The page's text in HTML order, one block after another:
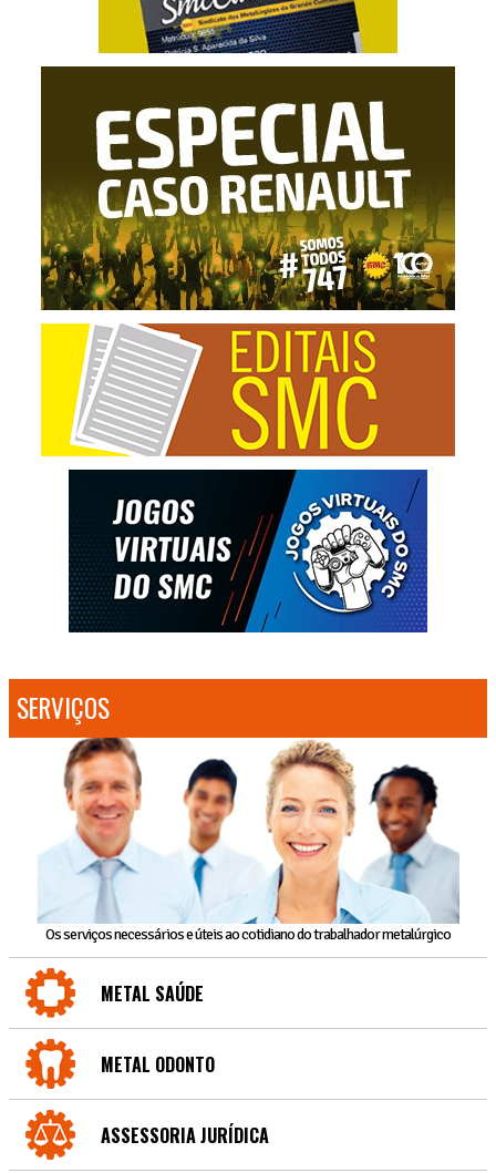
SERVIÇOS
Os serviços necessários e úteis ao cotidiano do trabalhador metalúrgico
METAL SAÚDE
METAL ODONTO
ASSESSORIA JURÍDICA